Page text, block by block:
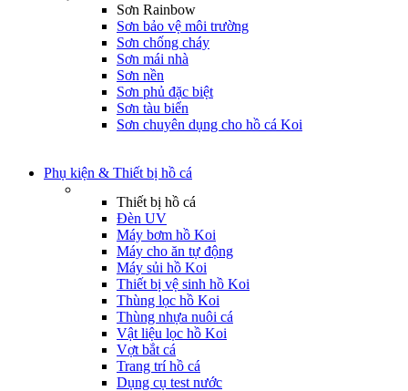
Sơn Rainbow
Sơn bảo vệ môi trường
Sơn chống cháy
Sơn mái nhà
Sơn nền
Sơn phủ đặc biệt
Sơn tàu biển
Sơn chuyên dụng cho hồ cá Koi
Phụ kiện & Thiết bị hồ cá
Thiết bị hồ cá
Đèn UV
Máy bơm hồ Koi
Máy cho ăn tự động
Máy sủi hồ Koi
Thiết bị vệ sinh hồ Koi
Thùng lọc hồ Koi
Thùng nhựa nuôi cá
Vật liệu lọc hồ Koi
Vợt bắt cá
Trang trí hồ cá
Dụng cụ test nước